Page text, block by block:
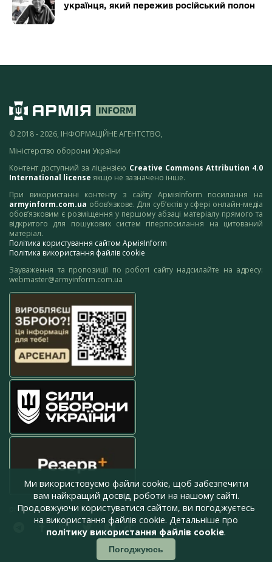
українця, який пережив російський полон
© 2018 - 2026, ІНФОРМАЦІЙНЕ АГЕНТСТВО,
Міністерство оборони України
Контент доступний за ліцензією Creative Commons Attribution 4.0
International license якщо не зазначено інше.
При використанні контенту з сайту АрміяInform посилання на
armyinform.com.ua обов’язкове. Для суб’єктів у сфері онлайн-медіа
обов’язковим є розміщення у першому абзаці матеріалу прямого та
відкритого для пошукових систем гіперпосилання на цитований
матеріал.
Політика користування сайтом АрміяInform
Політика використання файлів cookie
Зауваження та пропозиції по роботі сайту надсилайте на адресу:
webmaster@armyinform.com.ua
press@armyinform.com.ua
Ми використовуємо файли cookie, щоб забезпечити
вам найкращий досвід роботи на нашому сайті.
Продовжуючи користуватися сайтом, ви погоджуєтесь
на використання файлів cookie. Детальніше про
політику використання файлів cookie.
Погоджуюсь